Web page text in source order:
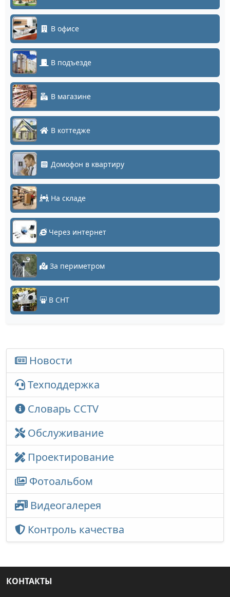
В офисе
В подъезде
В магазине
В коттедже
Домофон в квартиру
На складе
Через интернет
За периметром
В СНТ
Новости
Техподдержка
Словарь CCTV
Обслуживание
Проектирование
Фотоальбом
Видеогалерея
Контроль качества
КОНТАКТЫ